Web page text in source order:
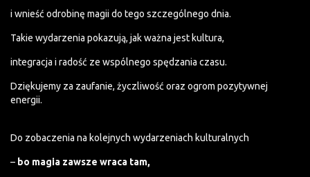
i wnieść odrobinę magii do tego szczególnego dnia.
Takie wydarzenia pokazują, jak ważna jest kultura,
integracja i radość ze wspólnego spędzania czasu.
Dziękujemy za zaufanie, życzliwość oraz ogrom pozytywnej
energii.
Do zobaczenia na kolejnych wydarzeniach kulturalnych
– bo magia zawsze wraca tam,